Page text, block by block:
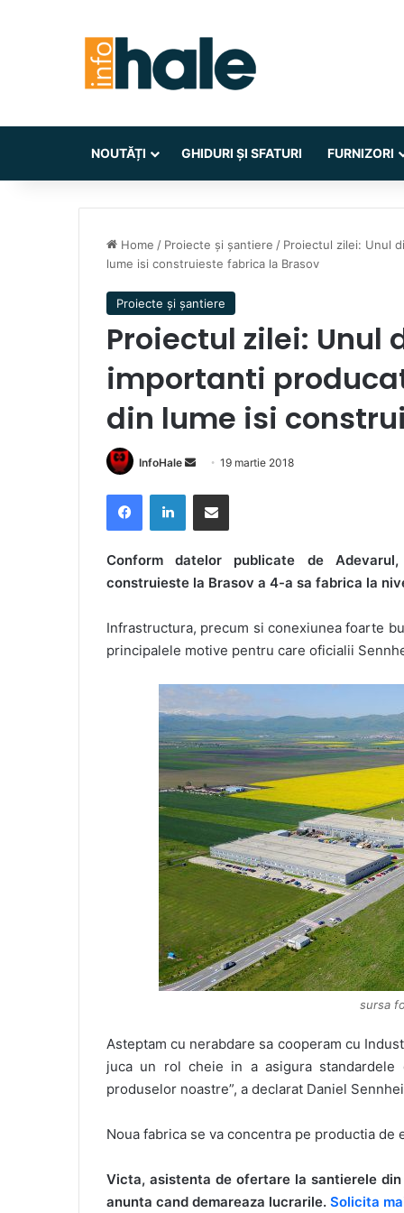
NOUTĂȚI GHIDURI ȘI SFATURI FURNIZORI
Home / Proiecte și șantiere / Proiectul zilei: Unul
lume isi construieste fabrica la Brasov
Proiecte și șantiere
Proiectul zilei: Unul
importanti
din lume isi
InfoHale
Send
email
19 martie 2018
FacebookLinkedInShare via Email
Conform datelor publicate de
construieste la Brasov a 4-a sa fabrica la
Infrastructura, precum si conexiunea foarte
principalele motive pentru care oficialii
sursa
Asteptam cu nerabdare sa cooperam cu
juca un rol cheie in a asigura
produselor noastre”, a declarat Daniel
Noua fabrica se va concentra pe productia
Victa, asistenta de ofertare la santierele
anunta cand demareaza lucrarile. Solicita